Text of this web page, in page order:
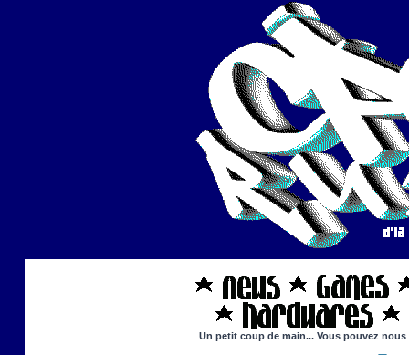
Un petit coup de main... Vous pouvez